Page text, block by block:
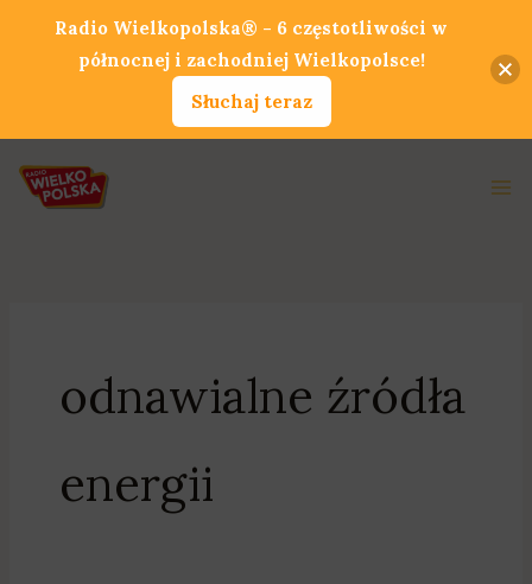
odnawialne źródła
energii
Radio Wielkopolska® - 6 częstotliwości w
północnej i zachodniej Wielkopolsce!
Słuchaj teraz